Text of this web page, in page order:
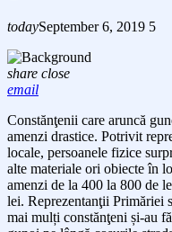
todaySeptember 6, 2019 5
share close
email
Constănţenii care aruncă
amenzi drastice. Potrivit
locale, persoanele fizice
alte materiale ori obiecte în
amenzi de la 400 la 800 de
lei. Reprezentanţii Primăriei
mai mulți constănţeni și-au